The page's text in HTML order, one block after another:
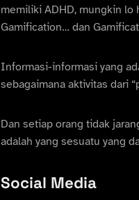
memiliki ADHD, mungkin lo
Gamification… dan
Informasi-informasi yang
sebagaimana aktivitas dari
Dan setiap orang tidak
adalah yang sesuatu yang
Social Media